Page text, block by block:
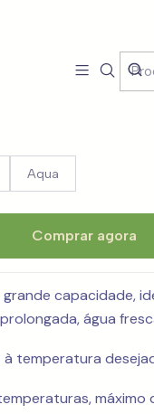
Aqua
Comprar agora
capacidade,
água
temperatura